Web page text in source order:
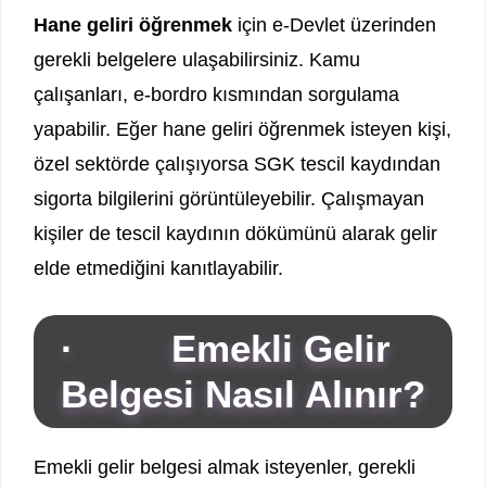
Hane geliri öğrenmek için e-Devlet üzerinden
gerekli belgelere ulaşabilirsiniz. Kamu
çalışanları, e-bordro kısmından sorgulama
yapabilir. Eğer hane geliri öğrenmek isteyen kişi,
özel sektörde çalışıyorsa SGK tescil kaydından
sigorta bilgilerini görüntüleyebilir. Çalışmayan
kişiler de tescil kaydının dökümünü alarak gelir
elde etmediğini kanıtlayabilir.
· Emekli Gelir
Belgesi Nasıl Alınır?
Emekli gelir belgesi almak isteyenler, gerekli